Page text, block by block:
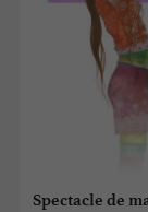
Spectacle de